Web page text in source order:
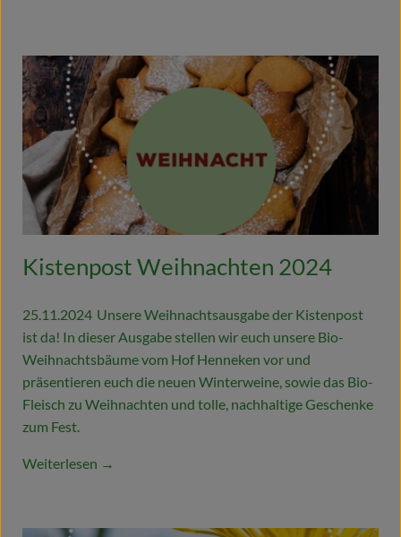
Kistenpost Weihnachten 2024
25.11.2024 Unsere Weihnachtsausgabe der Kistenpost
ist da! In dieser Ausgabe stellen wir euch unsere Bio-
Weihnachtsbäume vom Hof Henneken vor und
präsentieren euch die neuen Winterweine, sowie das Bio-
Fleisch zu Weihnachten und tolle, nachhaltige Geschenke
zum Fest.
Weiterlesen →